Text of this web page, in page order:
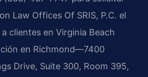
Law Offices Of SRIS, P.C. el
clientes en Virginia Beach
en Richmond—7400
Drive, Suite 300, Room 395,